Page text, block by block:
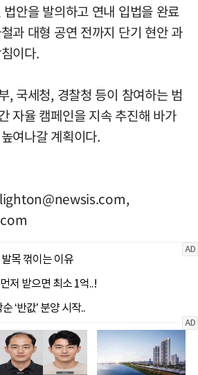
안을 발의하고 연내 입법을 완료
과 대형 공연 전까지 단기 현안 과
이다.
, 국세청, 경찰청 등이 참여하는 범
자율 캠페인을 지속 추진해 바가
여나갈 계획이다.
lighton@newsis.com,